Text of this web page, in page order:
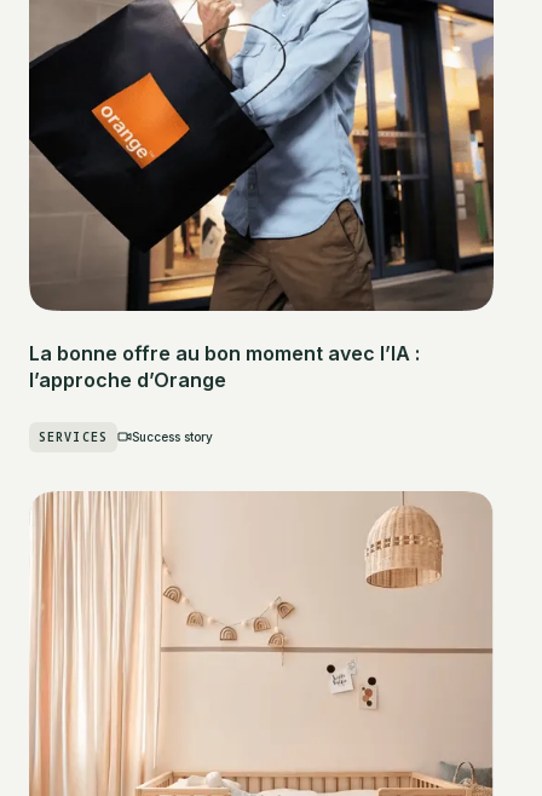
La bonne offre au bon moment avec l’IA :
l’approche d’Orange
SERVICES Success story